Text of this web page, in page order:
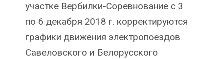
участке Вербилки-Соревнование с 3
по 6 декабря 2018 г. корректируются
графики движения электропоездов
Савеловского и Белорусского